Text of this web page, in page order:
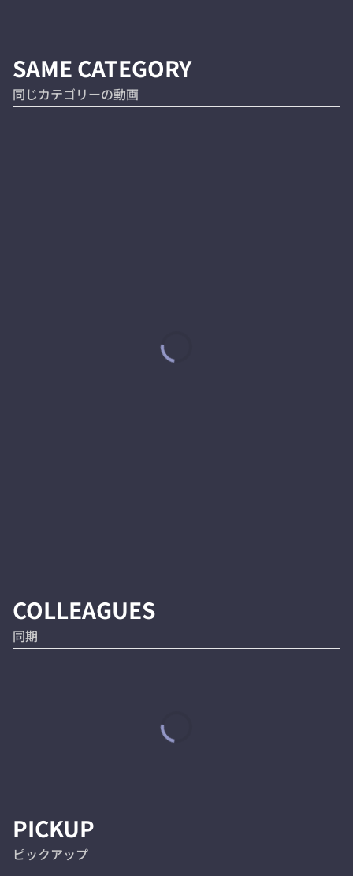
SAME CATEGORY
同じカテゴリーの動画
COLLEAGUES
同期
PICKUP
ピックアップ